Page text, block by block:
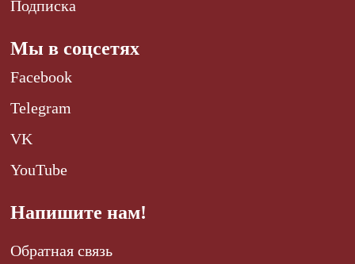
Подписка
Мы в соцсетях
Facebook
Telegram
VK
YouTube
Напишите нам!
Обратная связь